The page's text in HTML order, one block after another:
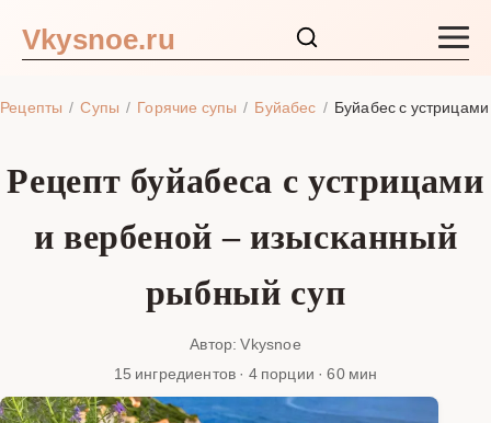
Vkysnoe.ru
Рецепты Супы Горячие супы Буйабес Буйабес с
Рецепт буйабеса с устрицами
и вербеной – изысканный
рыбный суп
Автор: Vkysnoe
15 ингредиентов · 4 порции · 60 мин